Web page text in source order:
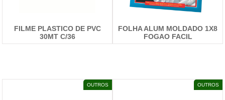
FILME PLASTICO DE PVC
30MT C/36
FOLHA ALUM MOLDADO 1X8
FOGAO FACIL
OUTROS OUTROS